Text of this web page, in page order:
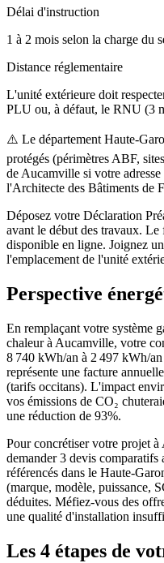
Délai d'instruction
1 à 2 mois selon la charge du
Distance réglementaire
L'unité extérieure doit
PLU ou, à défaut, le RNU (3
⚠️ Le département Haute-
protégés (périmètres ABF,
de Aucamville si votre
l'Architecte des Bâtiments de
Déposez votre Déclaration
avant le début des travaux.
disponible en ligne. Joignez
l'emplacement de l'unité
Perspective
En remplaçant votre système
chaleur à Aucamville, votre
8 740 kWh/an à 2 497 kWh/
représente une facture
(tarifs occitans). L'impact
vos émissions de CO₂
une réduction de 93%.
Pour concrétiser votre projet
demander 3 devis comparatifs
référencés dans le Haute-
(marque, modèle, puissance,
déduites. Méfiez-vous des
une qualité d'installation
Les 4 étapes de